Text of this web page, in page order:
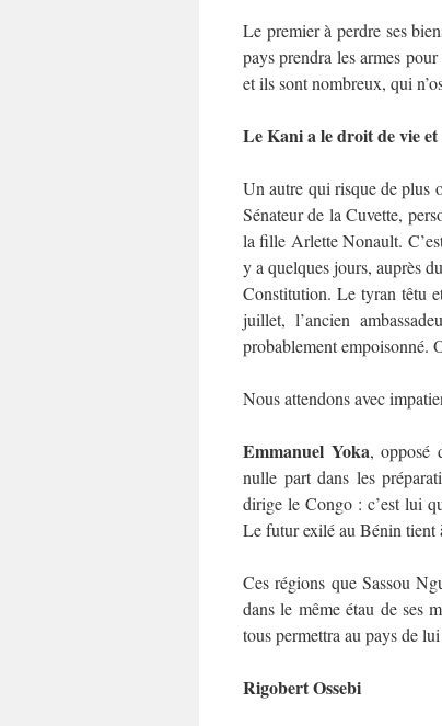
Le premier à perdre ses
pays prendra les armes
et ils sont nombreux, qui
Le Kani a le droit de vie
Un autre qui risque de plus
Sénateur de la Cuvette,
la fille Arlette Nonault.
y a quelques jours, auprès
Constitution. Le tyran têtu
juillet, l’ancien
probablement empoisonné.
Nous attendons avec
Emmanuel Yoka, opposé
nulle part dans les
dirige le Congo : c’est lui
Le futur exilé au Bénin tient
Ces régions que Sassou
dans le même étau de ses
tous permettra au pays de
Rigobert Ossebi